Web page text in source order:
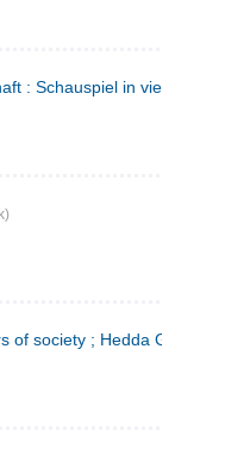
: Schauspiel in vier Aufzügen
of society ; Hedda Gabler